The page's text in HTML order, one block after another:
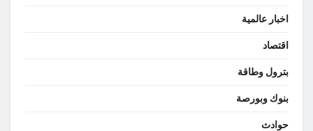
اخبار عالمية
اقتصاد
بترول وطاقة
بنوك وبورصة
حوادث